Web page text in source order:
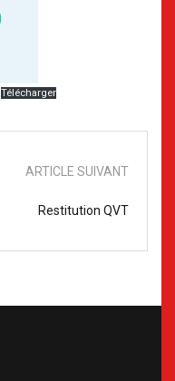
Télécharger
ARTICLE SUIVANT
Restitution QVT